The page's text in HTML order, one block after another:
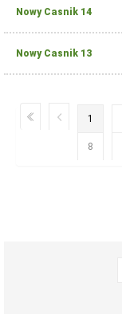
Nowy Casnik 14
Nowy Casnik 13
1
8